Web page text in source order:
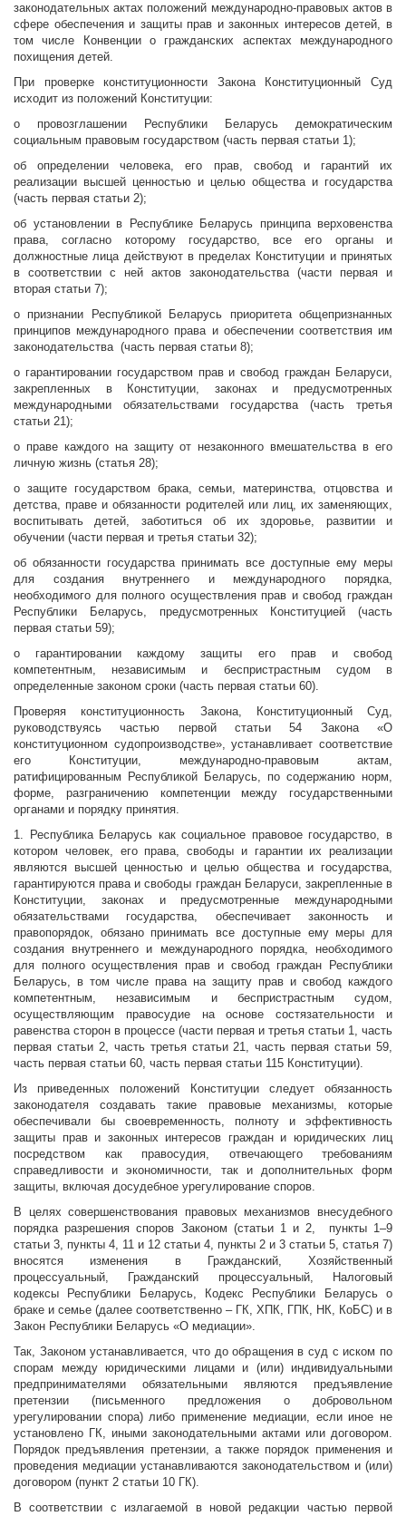
законодательных актах положений международно-правовых актов в
сфере обеспечения и защиты прав и законных интересов детей, в
том числе Конвенции о гражданских аспектах международного
похищения детей.
При проверке конституционности Закона Конституционный Суд
исходит из положений Конституции:
о провозглашении Республики Беларусь демократическим
социальным правовым государством (часть первая статьи 1);
об определении человека, его прав, свобод и гарантий их
реализации высшей ценностью и целью общества и государства
(часть первая статьи 2);
об установлении в Республике Беларусь принципа верховенства
права, согласно которому государство, все его органы и
должностные лица действуют в пределах Конституции и принятых
в соответствии с ней актов законодательства (части первая и
вторая статьи 7);
о признании Республикой Беларусь приоритета общепризнанных
принципов международного права и обеспечении соответствия им
законодательства (часть первая статьи 8);
о гарантировании государством прав и свобод граждан Беларуси,
закрепленных в Конституции, законах и предусмотренных
международными обязательствами государства (часть третья
статьи 21);
о праве каждого на защиту от незаконного вмешательства в его
личную жизнь (статья 28);
о защите государством брака, семьи, материнства, отцовства и
детства, праве и обязанности родителей или лиц, их заменяющих,
воспитывать детей, заботиться об их здоровье, развитии и
обучении (части первая и третья статьи 32);
об обязанности государства принимать все доступные ему меры
для создания внутреннего и международного порядка,
необходимого для полного осуществления прав и свобод граждан
Республики Беларусь, предусмотренных Конституцией (часть
первая статьи 59);
о гарантировании каждому защиты его прав и свобод
компетентным, независимым и беспристрастным судом в
определенные законом сроки (часть первая статьи 60).
Проверяя конституционность Закона, Конституционный Суд,
руководствуясь частью первой статьи 54 Закона «О
конституционном судопроизводстве», устанавливает соответствие
его Конституции, международно-правовым актам,
ратифицированным Республикой Беларусь, по содержанию норм,
форме, разграничению компетенции между государственными
органами и порядку принятия.
1. Республика Беларусь как социальное правовое государство, в
котором человек, его права, свободы и гарантии их реализации
являются высшей ценностью и целью общества и государства,
гарантируются права и свободы граждан Беларуси, закрепленные в
Конституции, законах и предусмотренные международными
обязательствами государства, обеспечивает законность и
правопорядок, обязано принимать все доступные ему меры для
создания внутреннего и международного порядка, необходимого
для полного осуществления прав и свобод граждан Республики
Беларусь, в том числе права на защиту прав и свобод каждого
компетентным, независимым и беспристрастным судом,
осуществляющим правосудие на основе состязательности и
равенства сторон в процессе (части первая и третья статьи 1, часть
первая статьи 2, часть третья статьи 21, часть первая статьи 59,
часть первая статьи 60, часть первая статьи 115 Конституции).
Из приведенных положений Конституции следует обязанность
законодателя создавать такие правовые механизмы, которые
обеспечивали бы своевременность, полноту и эффективность
защиты прав и законных интересов граждан и юридических лиц
посредством как правосудия, отвечающего требованиям
справедливости и экономичности, так и дополнительных форм
защиты, включая досудебное урегулирование споров.
В целях совершенствования правовых механизмов внесудебного
порядка разрешения споров Законом (статьи 1 и 2, пункты 1–9
статьи 3, пункты 4, 11 и 12 статьи 4, пункты 2 и 3 статьи 5, статья 7)
вносятся изменения в Гражданский, Хозяйственный
процессуальный, Гражданский процессуальный, Налоговый
кодексы Республики Беларусь, Кодекс Республики Беларусь о
браке и семье (далее соответственно – ГК, ХПК, ГПК, НК, КоБС) и в
Закон Республики Беларусь «О медиации».
Так, Законом устанавливается, что до обращения в суд с иском по
спорам между юридическими лицами и (или) индивидуальными
предпринимателями обязательными являются предъявление
претензии (письменного предложения о добровольном
урегулировании спора) либо применение медиации, если иное не
установлено ГК, иными законодательными актами или договором.
Порядок предъявления претензии, а также порядок применения и
проведения медиации устанавливаются законодательством и (или)
договором (пункт 2 статьи 10 ГК).
В соответствии с излагаемой в новой редакции частью первой